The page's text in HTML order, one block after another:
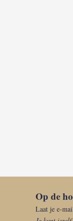
Op de
Laat je e-